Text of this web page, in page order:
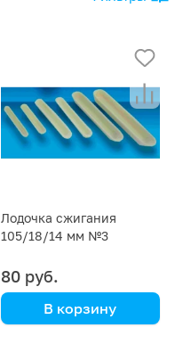
Лодочка сжигания
105/18/14 мм №3
80 руб.
В корзину